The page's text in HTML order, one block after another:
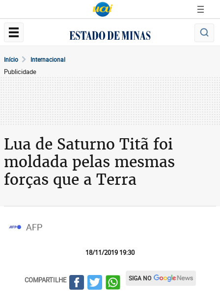
Início Internacional
Publicidade
Lua de Saturno Titã foi
moldada pelas mesmas
forças que a Terra
AFP
18/11/2019 19:30
COMPARTILHE SIGA NO